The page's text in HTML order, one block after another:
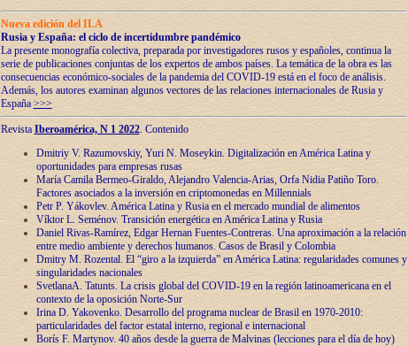
Nueva edición del ILA
Rusia y España: el ciclo de incertidumbre pandémico
La presente monografía colectiva, preparada por investigadores rusos y españoles, continua la
serie de publicaciones conjuntas de los expertos de ambos países. La temática de la obra es las
consecuencias económico-sociales de la pandemia del COVID-19 está en el foco de análisis.
Además, los autores examinan algunos vectores de las relaciones internacionales de Rusia y
España >>>
Revista Iberoamérica, N 1 2022. Contenido
Dmitriy V. Razumovskiy, Yuri N. Moseykin. Digitalización en América Latina y
oportunidades para empresas rusas
María Camila Bermeo-Giraldo, Alejandro Valencia-Arias, Orfa Nidia Patiño Toro.
Factores asociados a la inversión en criptomonedas en Millennials
Petr P. Yákovlev. América Latina y Rusia en el mercado mundial de alimentos
Víktor L. Seménov. Transición energética en América Latina y Rusia
Daniel Rivas-Ramírez, Edgar Hernan Fuentes-Contreras. Una aproximación a la relación
entre medio ambiente y derechos humanos. Casos de Brasil y Colombia
Dmitry M. Rozental. El “giro a la izquierda” en América Latina: regularidades comunes y
singularidades nacionales
SvetlanaA. Tatunts. La crisis global del COVID-19 en la región latinoamericana en el
contexto de la oposición Norte-Sur
Irina D. Yakovenko. Desarrollo del programa nuclear de Brasil en 1970-2010:
particularidades del factor estatal interno, regional e internacional
Borís F. Martynov. 40 años desde la guerra de Malvinas (lecciones para el día de hoy)